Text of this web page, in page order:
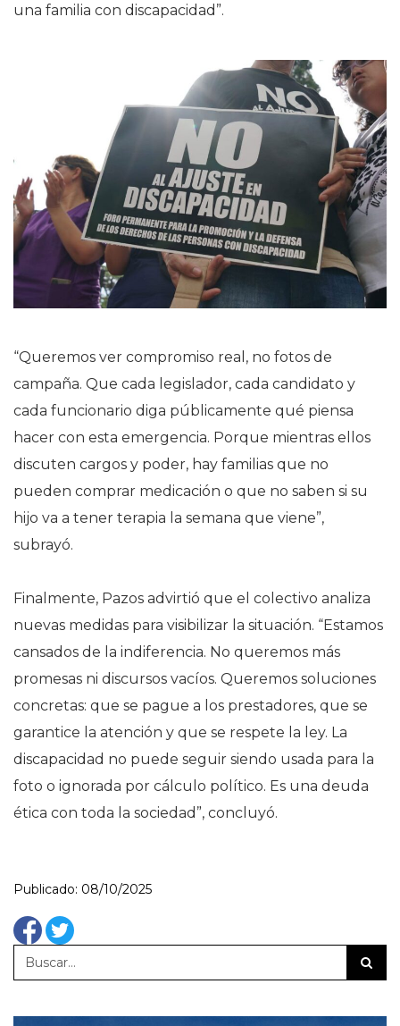
una familia con discapacidad”.
“Queremos ver compromiso real, no fotos de
campaña. Que cada legislador, cada candidato y
cada funcionario diga públicamente qué piensa
hacer con esta emergencia. Porque mientras ellos
discuten cargos y poder, hay familias que no
pueden comprar medicación o que no saben si su
hijo va a tener terapia la semana que viene”,
subrayó.
Finalmente, Pazos advirtió que el colectivo analiza
nuevas medidas para visibilizar la situación. “Estamos
cansados de la indiferencia. No queremos más
promesas ni discursos vacíos. Queremos soluciones
concretas: que se pague a los prestadores, que se
garantice la atención y que se respete la ley. La
discapacidad no puede seguir siendo usada para la
foto o ignorada por cálculo político. Es una deuda
ética con toda la sociedad”, concluyó.
Publicado: 08/10/2025